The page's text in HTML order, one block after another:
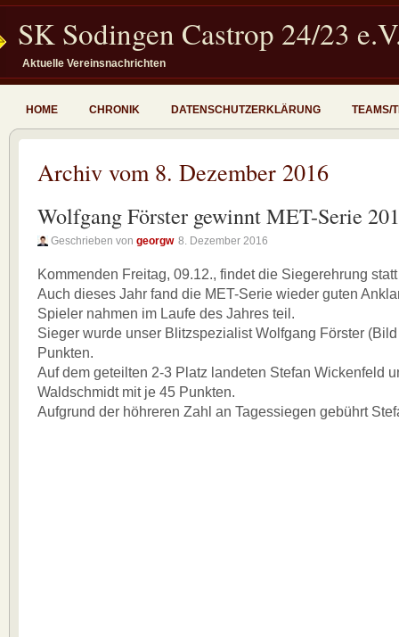
SK Sodingen Castrop 24/23
Aktuelle Vereinsnachrichten
HOME CHRONIK DATENSCHUTZERKLÄRUNG TEAMS/
Archiv vom 8. Dezember 2016
Wolfgang Förster gewinnt MET-Serie
Geschrieben von georgw 8. Dezember 2016
Kommenden Freitag, 09.12., findet die Siegerehrung statt
Auch dieses Jahr fand die MET-Serie wieder guten
Spieler nahmen im Laufe des Jahres teil.
Sieger wurde unser Blitzspezialist Wolfgang Förster
Punkten.
Auf dem geteilten 2-3 Platz landeten Stefan Wickenfeld
Waldschmidt mit je 45 Punkten.
Aufgrund der höhreren Zahl an Tagessiegen gebührt